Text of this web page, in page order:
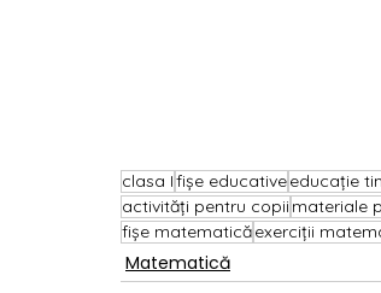
clasa Ifișe educativeeducație
activități pentru copii materiale
fișe matematicăexerciții
Matematică